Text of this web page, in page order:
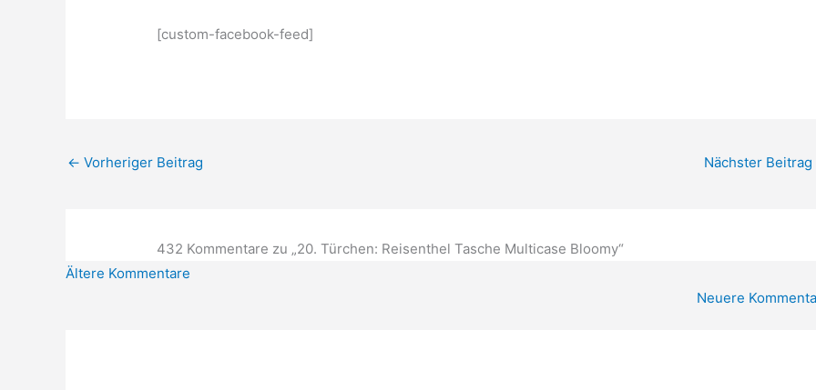
[custom-facebook-feed]
← Vorheriger Beitrag Nächster Beitrag
432 Kommentare zu „20. Türchen: Reisenthel Tasche Multicase Bloomy“
Neuere
Ältere Kommentare
Neuere